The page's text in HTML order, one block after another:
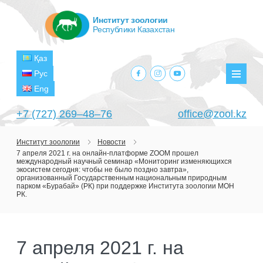
+7 (727) 269‒48‒76 office@zool.kz
Қаз
Рус
Eng
facebook.com
instagram.com
youtube.com
Институт зоологии
Республики Казахстан
ГЛАВНАЯ
ОБ ИНСТИТУТЕ
СТРУКТУРА
ЛАБОРАТОРИЯ ТЕРИОЛОГИИ
НАУЧНО-ИССЛЕДОВАТЕЛЬСКИЕ
ТЕКУЩИЕ ПРОЕКТЫ
Институт зоологии
Новости
7 апреля 2021 г. на онлайн-платформе ZOOM прошел
международный научный семинар «Мониторинг изменяющихся
экосистем сегодня: чтобы не было поздно завтра»,
организованный Государственным национальным природным
парком «Бурабай» (РК) при поддержке Института зоологии МОН
РК.
7 апреля 2021 г. на